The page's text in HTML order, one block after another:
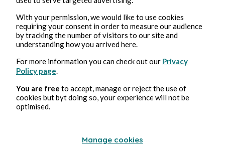
Bernard Ducosson
1 minuti di lettura
With your permission, we would like to use cookies
requiring your consent in order to measure our audience
by tracking the number of visitors to our site and
understanding how you arrived here.
For more information you can check out our Privacy
Policy page
You are free to accept, manage or reject the use of
cookies but byt doing so, your experience will not be
optimised.
Manage cookies